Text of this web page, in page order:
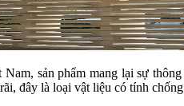
sản phẩm mang lại sự
đây là loại vật liệu có tính